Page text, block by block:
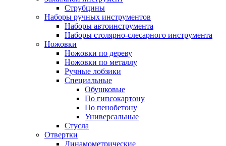
Струбцины
Наборы ручных инструментов
Наборы автоинструмента
Наборы столярно-слесарного инструмента
Ножовки
Ножовки по дереву
Ножовки по металлу
Ручные лобзики
Специальные
Обушковые
По гипсокартону
По пенобетону
Универсальные
Стусла
Отвертки
Динамометрические